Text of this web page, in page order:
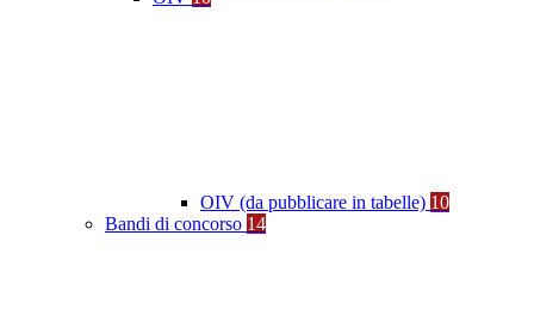
OIV (da pubblicare in tabelle) 10
Bandi di concorso 14